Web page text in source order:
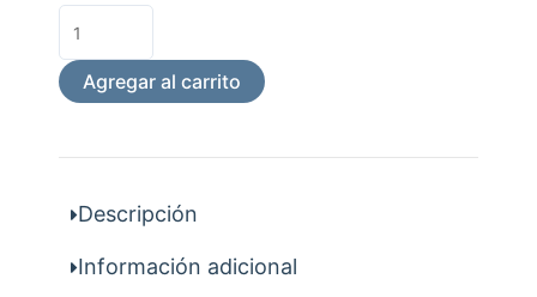
HP
cantidad
Agregar al carrito
Descripción
Información adicional